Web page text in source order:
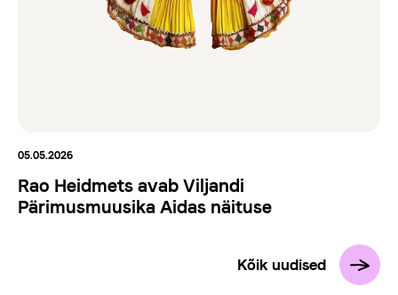
05.05.2026
Rao Heidmets avab Viljandi
Pärimusmuusika Aidas näituse
Kõik uudised